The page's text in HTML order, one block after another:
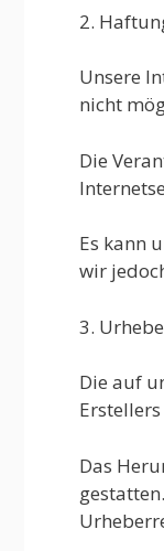
2.
Unsere
nicht
Die
Es kann
wir
3.
Die auf
Das